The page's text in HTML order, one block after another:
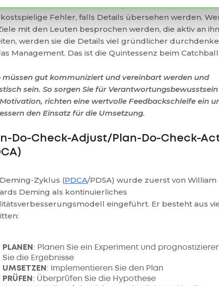
zuerst Feedback zu sammeln, riskieren sie
Fehler, falls Details übersehen werden.
mit den Leuten besprochen werden, die aktiv an
werden sie die Details viel gründlicher
Management. Das ist die Quintessenz beim
müssen gut kommuniziert und vereinbart werden und
sein. So sorgen Sie für Verantwortungsbewusstsein
richten eine wertvolle Feedbackschleife ein
den Einsatz für die Umsetzung.
Do-Check-Adjust/Plan-Do-Check-
Zyklus (PDCA/PDSA) wurde zuerst von William
Deming als kontinuierliches
eingeführt. Er besteht aus
PLANEN : Planen Sie ein Experiment und
Sie die Ergebnisse
UMSETZEN : Implementieren Sie den Plan
PRÜFEN : Überprüfen Sie die Hypothese